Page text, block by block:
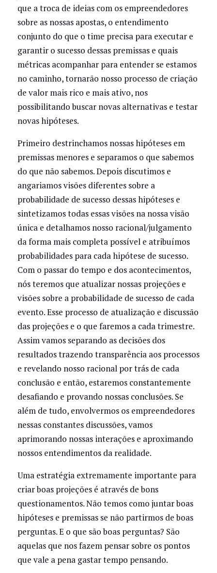
que a troca de ideias com os empreendedores
sobre as nossas apostas, o entendimento
conjunto do que o time precisa para executar e
garantir o sucesso dessas premissas e quais
métricas acompanhar para entender se estamos
no caminho, tornarão nosso processo de criação
de valor mais rico e mais ativo, nos
possibilitando buscar novas alternativas e testar
novas hipóteses.
Primeiro destrinchamos nossas hipóteses em
premissas menores e separamos o que sabemos
do que não sabemos. Depois discutimos e
angariamos visões diferentes sobre a
probabilidade de sucesso dessas hipóteses e
sintetizamos todas essas visões na nossa visão
única e detalhamos nosso racional/julgamento
da forma mais completa possível e atribuímos
probabilidades para cada hipótese de sucesso.
Com o passar do tempo e dos acontecimentos,
nós teremos que atualizar nossas projeções e
visões sobre a probabilidade de sucesso de cada
evento. Esse processo de atualização e discussão
das projeções e o que faremos a cada trimestre.
Assim vamos separando as decisões dos
resultados trazendo transparência aos processos
e revelando nosso racional por trás de cada
conclusão e então, estaremos constantemente
desafiando e provando nossas conclusões. Se
além de tudo, envolvermos os empreendedores
nessas constantes discussões, vamos
aprimorando nossas interações e aproximando
nossos entendimentos da realidade.
Uma estratégia extremamente importante para
criar boas projeções é através de bons
questionamentos. Não temos como juntar boas
hipóteses e premissas se não partirmos de boas
perguntas. E o que são boas perguntas? São
aquelas que nos fazem pensar sobre os pontos
que vale a pena gastar tempo pensando.